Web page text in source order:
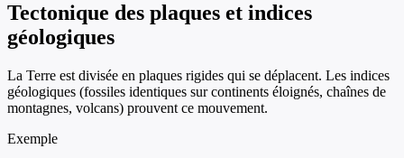
Tectonique des plaques et indices
géologiques
La Terre est divisée en plaques rigides qui se déplacent. Les indices
géologiques (fossiles identiques sur continents éloignés, chaînes de
montagnes, volcans) prouvent ce mouvement.
Exemple